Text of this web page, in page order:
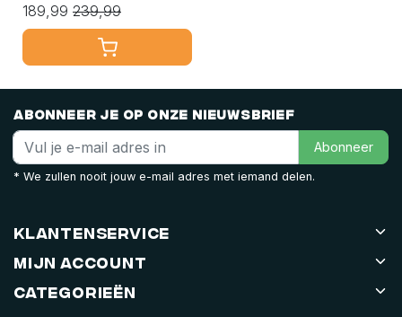
189,99 239,99
Abonneer je op onze nieuwsbrief
Abonneer
* We zullen nooit jouw e-mail adres met iemand delen.
Klantenservice
Mijn account
Categorieën